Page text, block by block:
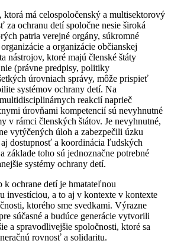
ktorá má celospoločenský a multisektorový
za ochranu detí spoločne nesie široká
patria verejné orgány, súkromné
a organizácie občianskej
nástrojov, ktoré majú členské štáty
(právne predpisy, politiky
úrovniach správy, môže prispieť
systémov ochrany detí. Na
reakcií naprieč
úrovňami kompetencií sú nevyhnutné
v rámci členských štátov. Je nevyhnutné,
vytýčených úloh a zabezpečili úzku
dostupnosť a koordinácia ľudských
základe toho sú jednoznačne potrebné
systémy ochrany detí.
k ochrane detí je hmatateľnou
investíciou, a to aj v kontexte v kontexte
ktorého sme svedkami. Výrazne
súčasné a budúce generácie vytvorili
a spravodlivejšie spoločnosti, ktoré sa
rovnosť a solidaritu.